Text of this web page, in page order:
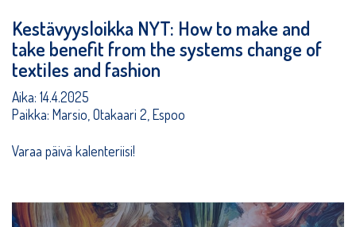
Kestävyysloikka NYT: How to make and
take benefit from the systems change of
textiles and fashion
Aika: 14.4.2025
Paikka: Marsio, Otakaari 2, Espoo
Varaa päivä kalenteriisi!